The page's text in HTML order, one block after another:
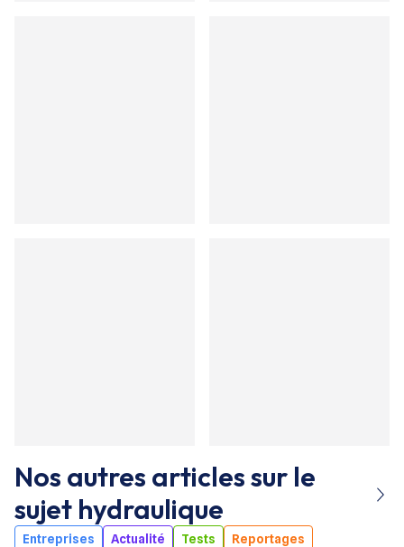
Nos autres articles sur le
sujet hydraulique
Entreprises Actualité Tests Reportages